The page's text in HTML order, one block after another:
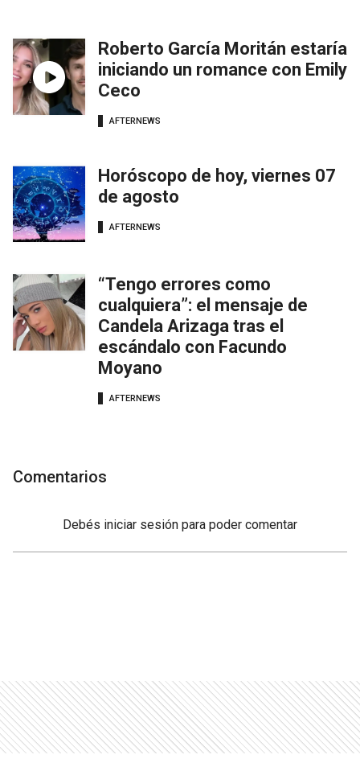
Roberto García Moritán estaría
iniciando un romance con Emily
Ceco
AFTERNEWS
Horóscopo de hoy, viernes 07
de agosto
AFTERNEWS
“Tengo errores como
cualquiera”: el mensaje de
Candela Arizaga tras el
escándalo con Facundo
Moyano
AFTERNEWS
Comentarios
Debés iniciar sesión para poder comentar